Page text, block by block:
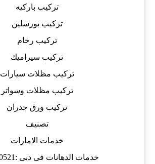
تركيب باركيه
تركيب بورسلين
تركيب رخام
تركيب سيراميك
تركيب مظلات سيارات
تركيب مظلات وسواتر
تركيب ورق جدران
تصنيف
خدمات الامارات
خدمات الدهانات فى دبى :0565930521